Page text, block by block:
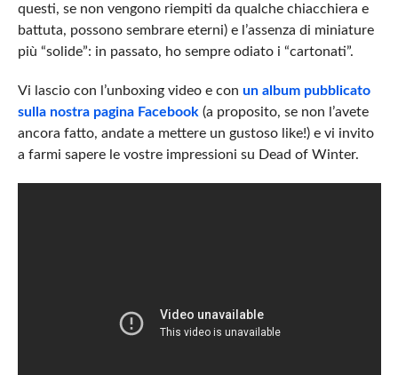
questi, se non vengono riempiti da qualche chiacchiera e
battuta, possono sembrare eterni) e l’assenza di miniature
più “solide”: in passato, ho sempre odiato i “cartonati”.
Vi lascio con l’unboxing video e con un album pubblicato
sulla nostra pagina Facebook (a proposito, se non l’avete
ancora fatto, andate a mettere un gustoso like!) e vi invito
a farmi sapere le vostre impressioni su Dead of Winter.